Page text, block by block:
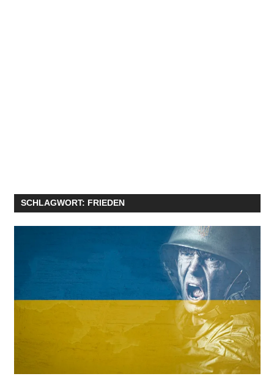
SCHLAGWORT: FRIEDEN